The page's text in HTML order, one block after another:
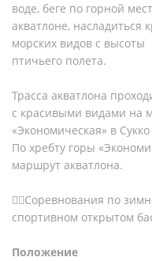
воде, беге по горной
акватлоне, насладиться
морских видов с высоты
птичьего полета.
Трасса акватлона
с красивыми видами на
«Экономическая» в
По хребту горы
маршрут акватлона.
Соревнования по
спортивном открытом
Положение